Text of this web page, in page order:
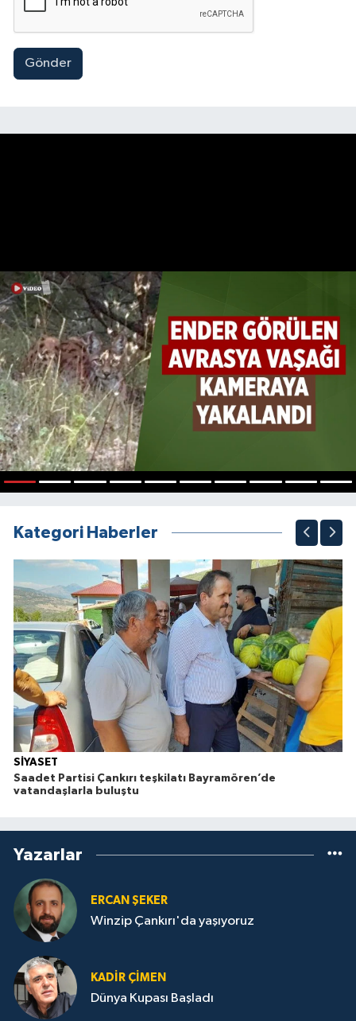
Gönder
Kategori Haberler
SİYASET
Saadet Partisi Çankırı teşkilatı Bayramören’de
vatandaşlarla buluştu
Yazarlar
ERCAN ŞEKER
Winzip Çankırı'da yaşıyoruz
KADIR ÇIMEN
Dünya Kupası Başladı